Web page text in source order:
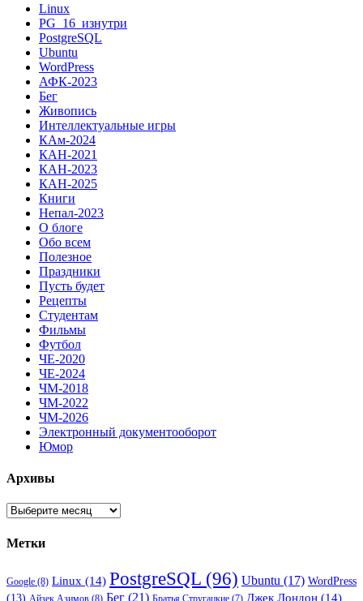
Linux
PG_16_изнутри
PostgreSQL
Ubuntu
WordPress
АФК-2023
Бег
Живопись
Интеллектуальные игры
КАм-2024
КАН-2021
КАН-2023
КАН-2025
Книги
Непал-2023
О блоге
Обо всем
Полезное
Праздники
Пусть будет
Рецепты
Студентам
Фильмы
Футбол
ЧЕ-2020
ЧЕ-2024
ЧМ-2018
ЧМ-2022
ЧМ-2026
Электронный документооборот
Юмор
Архивы
Архивы
Метки
Google (8) Linux (14) PostgreSQL (96) Ubuntu (17) WordPress
(13) Айзек Азимов (8) Бег (21) Братья Стругацкие (7) Джек Лондон (14)